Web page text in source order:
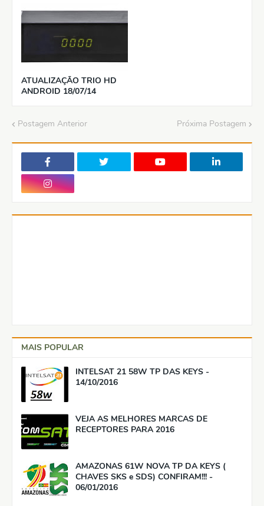
ATUALIZAÇÃO TRIO HD
ANDROID 18/07/14
Postagem Anterior Próxima Postagem
MAIS POPULAR
INTELSAT 21 58W TP DAS KEYS -
14/10/2016
VEJA AS MELHORES MARCAS DE
RECEPTORES PARA 2016
AMAZONAS 61W NOVA TP DA KEYS (
CHAVES SKS e SDS) CONFIRAM!!! -
06/01/2016